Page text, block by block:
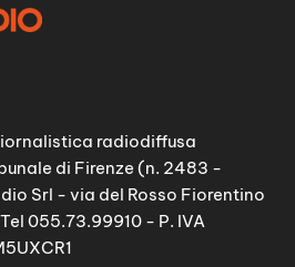
radiodiffusa
di Firenze (n. 2483 -
Srl - via del Rosso Fiorentino
055.73.99910 - P. IVA